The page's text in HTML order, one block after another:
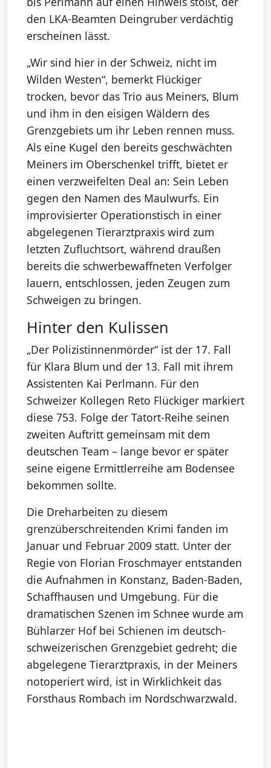
den LKA-Beamten Deingruber verdächtig
erscheinen lässt.
„Wir sind hier in der Schweiz, nicht im
Wilden Westen“, bemerkt Flückiger
trocken, bevor das Trio aus Meiners, Blum
und ihm in den eisigen Wäldern des
Grenzgebiets um ihr Leben rennen muss.
Als eine Kugel den bereits geschwächten
Meiners im Oberschenkel trifft, bietet er
einen verzweifelten Deal an: Sein Leben
gegen den Namen des Maulwurfs. Ein
improvisierter Operationstisch in einer
abgelegenen Tierarztpraxis wird zum
letzten Zufluchtsort, während draußen
bereits die schwerbewaffneten Verfolger
lauern, entschlossen, jeden Zeugen zum
Schweigen zu bringen.
Hinter den Kulissen
„Der Polizistinnenmörder“ ist der 17. Fall
für Klara Blum und der 13. Fall mit ihrem
Assistenten Kai Perlmann. Für den
Schweizer Kollegen Reto Flückiger markiert
diese 753. Folge der Tatort-Reihe seinen
zweiten Auftritt gemeinsam mit dem
deutschen Team – lange bevor er später
seine eigene Ermittlerreihe am Bodensee
bekommen sollte.
Die Dreharbeiten zu diesem
grenzüberschreitenden Krimi fanden im
Januar und Februar 2009 statt. Unter der
Regie von Florian Froschmayer entstanden
die Aufnahmen in Konstanz, Baden-Baden,
Schaffhausen und Umgebung. Für die
dramatischen Szenen im Schnee wurde am
Bühlarzer Hof bei Schienen im deutsch-
schweizerischen Grenzgebiet gedreht; die
abgelegene Tierarztpraxis, in der Meiners
notoperiert wird, ist in Wirklichkeit das
Forsthaus Rombach im Nordschwarzwald.